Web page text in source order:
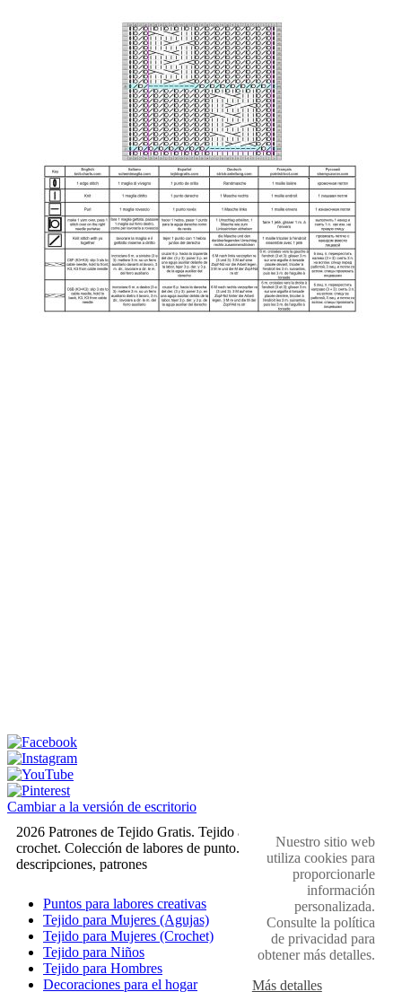
Cambiar a la versión de escritorio
2026 Patrones de Tejido Gratis. Tejido a dos agujas y
crochet. Colección de labores de punto. Muestras,
descripciones, patrones
Puntos para labores creativas
Tejido para Mujeres (Agujas)
Tejido para Mujeres (Crochet)
Tejido para Niños
Tejido para Hombres
Decoraciones para el hogar
Nuestro sitio web
utiliza cookies para
proporcionarle
información
personalizada.
Consulte la política
de privacidad para
obtener más detalles.
Más detalles